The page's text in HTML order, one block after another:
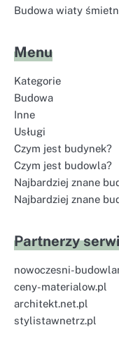
Budowa wiaty
Menu
Kategorie
Budowa
Inne
Usługi
Czym jest budynek?
Czym jest budowla?
Najbardziej znane
Najbardziej znane
Partnerzy
nowoczesni-
ceny-materialow.pl
architekt.net.pl
stylistawnetrz.pl